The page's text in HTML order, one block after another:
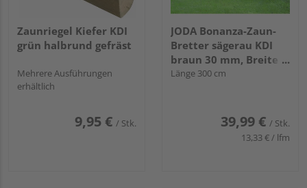
Zaunriegel Kiefer KDI
grün halbrund gefräst
Mehrere Ausführungen
erhältlich
9,95 € / Stk.
JODA Bonanza-Zaun-
Bretter sägerau KDI
braun 30 mm, Breite
ca. 21-26 cm
Länge 300 cm
39,99 € / Stk.
13,33 € / lfm